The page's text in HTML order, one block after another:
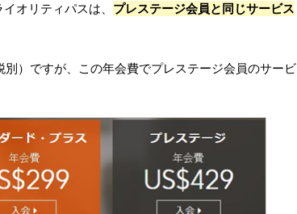
オリティパスは、 プレステージ会員と同じサービス
）ですが、この年会費でプレステージ会員のサービ